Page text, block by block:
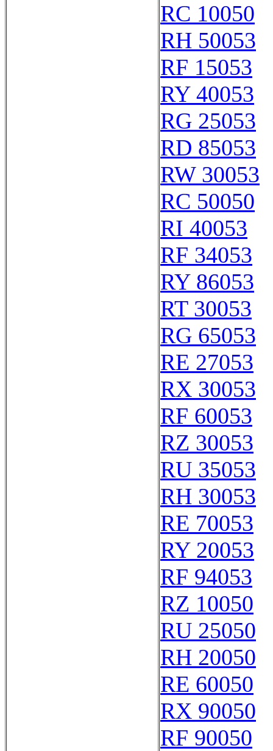
RC 10050
RH 50053
RF 15053
RY 40053
RG 25053
RD 85053
RW 30053
RC 50050
RI 40053
RF 34053
RY 86053
RT 30053
RG 65053
RE 27053
RX 30053
RF 60053
RZ 30053
RU 35053
RH 30053
RE 70053
RY 20053
RF 94053
RZ 10050
RU 25050
RH 20050
RE 60050
RX 90050
RF 90050